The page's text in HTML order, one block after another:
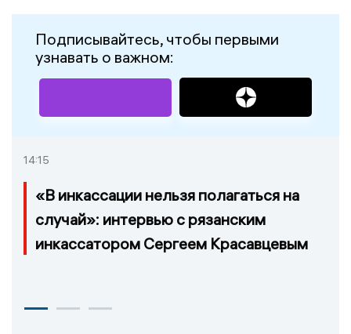
Подписывайтесь, чтобы первыми
узнавать о важном:
14:15
«В инкассации нельзя полагаться на
случай»: интервью с рязанским
инкассатором Сергеем Красавцевым